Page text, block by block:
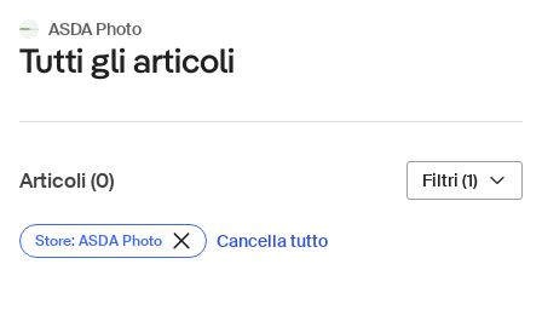
ASDA Photo
Tutti gli articoli
Articoli (0) Filtri (1)
Store: ASDA Photo Cancella tutto